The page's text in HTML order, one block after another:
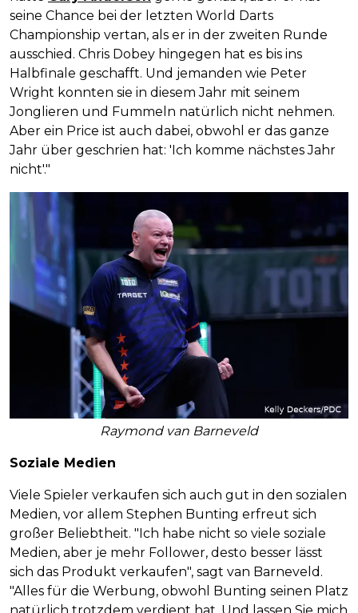
seine Chance bei der letzten World Darts
Championship vertan, als er in der zweiten Runde
ausschied. Chris Dobey hingegen hat es bis ins
Halbfinale geschafft. Und jemanden wie Peter
Wright konnten sie in diesem Jahr mit seinem
Jonglieren und Fummeln natürlich nicht nehmen.
Aber ein Price ist auch dabei, obwohl er das ganze
Jahr über geschrien hat: 'Ich komme nächstes Jahr
nicht'."
Raymond van Barneveld
Soziale Medien
Viele Spieler verkaufen sich auch gut in den sozialen
Medien, vor allem Stephen Bunting erfreut sich
großer Beliebtheit. "Ich habe nicht so viele soziale
Medien, aber je mehr Follower, desto besser lässt
sich das Produkt verkaufen", sagt van Barneveld.
"Alles für die Werbung, obwohl Bunting seinen Platz